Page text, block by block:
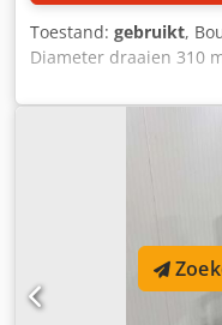
Toestand: gebruikt,
Diameter draaien 310
mm Asgat 32,0 mm
2200 omw/min
vermogen 2,2 kW
W-H 1884 x 717 x
afkomstig uit een
Tepfx Aiijr Uitrusting: -
schakelstappen -
mm, met
display, linksvoor -
inzetstukken -